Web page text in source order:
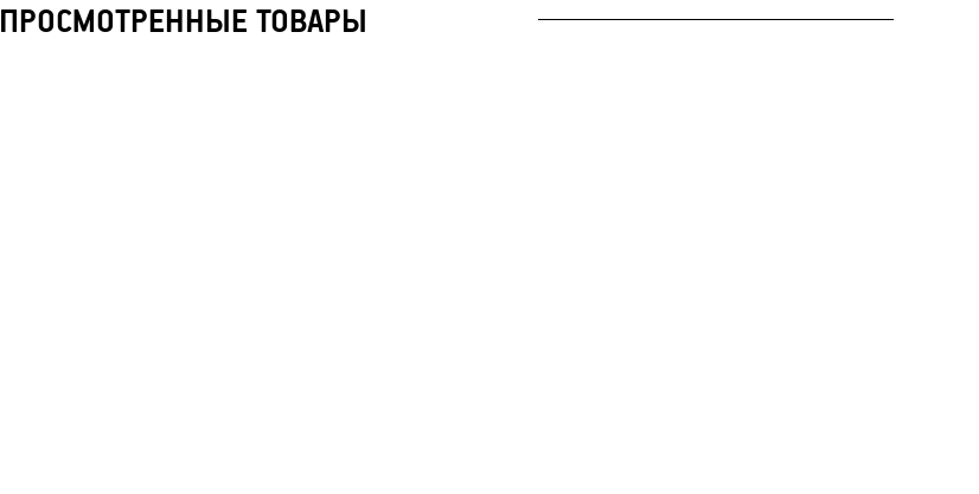
ПРОСМОТРЕННЫЕ ТОВАРЫ